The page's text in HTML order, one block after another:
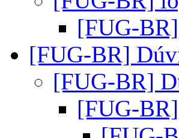
[FUG-
[FUG-BR]
[FUG-BR]
[FUG-